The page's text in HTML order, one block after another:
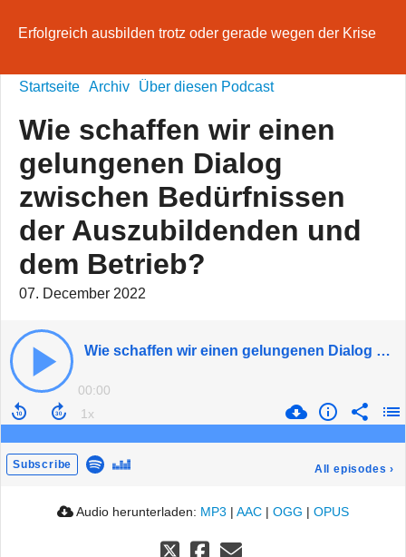
Erfolgreich ausbilden trotz oder gerade wegen der Krise
Startseite Archiv Über diesen Podcast
Wie schaffen wir einen
gelungenen Dialog
zwischen Bedürfnissen
der Auszubildenden und
dem Betrieb?
07. December 2022
Wie schaffen wir einen gelungenen Dialog zwischen Bedürfnissen der Auszubildenden und dem Betrieb?
00:00
Subscribe All episodes ›
Audio herunterladen: MP3 | AAC | OGG | OPUS